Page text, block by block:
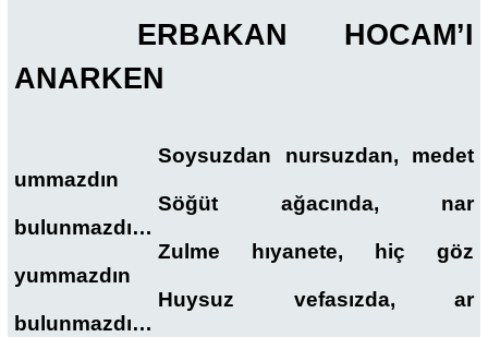
ERBAKAN HOCAM’I
ANARKEN
Soysuzdan nursuzdan, medet
ummazdın
Söğüt ağacında, nar
bulunmazdı…
Zulme hıyanete, hiç göz
yummazdın
Huysuz vefasızda, ar
bulunmazdı…